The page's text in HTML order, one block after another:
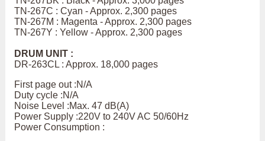
TN-267C : Cyan - Approx. 2,300 pages
TN-267M : Magenta - Approx. 2,300 pages
TN-267Y : Yellow - Approx. 2,300 pages
DRUM UNIT :
DR-263CL : Approx. 18,000 pages
First page out :N/A
Duty cycle :N/A
Noise Level :Max. 47 dB(A)
Power Supply :220V to 240V AC 50/60Hz
Power Consumption :